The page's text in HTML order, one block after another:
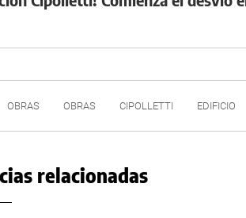
OBRAS OBRAS CIPOLLETTI EDIFICIO
relacionadas